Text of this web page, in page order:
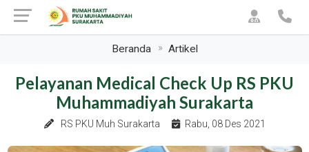
Beranda Artikel
Pelayanan Medical Check Up RS PKU
Muhammadiyah Surakarta
RS PKU Muh Surakarta Rabu, 08 Des 2021